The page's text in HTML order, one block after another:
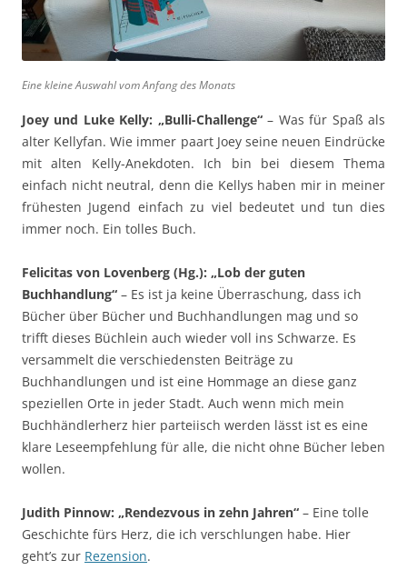
Eine kleine Auswahl vom Anfang des Monats
Joey und Luke Kelly: „Bulli-Challenge“– Was für Spaß als
alter Kellyfan. Wie immer paart Joey seine neuen Eindrücke
mit alten Kelly-Anekdoten. Ich bin bei diesem Thema
einfach nicht neutral, denn die Kellys haben mir in meiner
frühesten Jugend einfach zu viel bedeutet und tun dies
immer noch. Ein tolles Buch.
Felicitas von Lovenberg (Hg.): „Lob der guten
Buchhandlung“ – Es ist ja keine Überraschung, dass ich
Bücher über Bücher und Buchhandlungen mag und so
trifft dieses Büchlein auch wieder voll ins Schwarze. Es
versammelt die verschiedensten Beiträge zu
Buchhandlungen und ist eine Hommage an diese ganz
speziellen Orte in jeder Stadt. Auch wenn mich mein
Buchhändlerherz hier parteiisch werden lässt ist es eine
klare Leseempfehlung für alle, die nicht ohne Bücher leben
wollen.
Judith Pinnow: „Rendezvous in zehn Jahren“ – Eine tolle
Geschichte fürs Herz, die ich verschlungen habe. Hier
geht’s zur Rezension.